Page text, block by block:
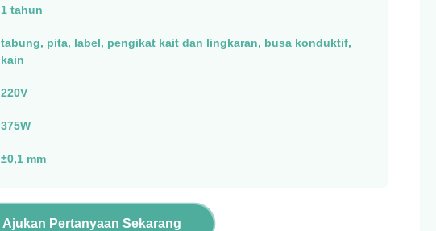
1 tahun
tabung, pita, label, pengikat kait dan lingkaran, busa konduktif,
kain
220V
375W
±0,1 mm
Ajukan Pertanyaan Sekarang